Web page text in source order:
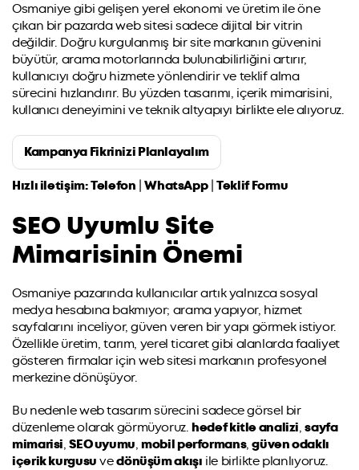
Osmaniye gibi gelişen yerel ekonomi ve üretim ile öne
çıkan bir pazarda web sitesi sadece dijital bir vitrin
değildir. Doğru kurgulanmış bir site markanın güvenini
büyütür, arama motorlarında bulunabilirliğini artırır,
kullanıcıyı doğru hizmete yönlendirir ve teklif alma
sürecini hızlandırır. Bu yüzden tasarımı, içerik mimarisini,
kullanıcı deneyimini ve teknik altyapıyı birlikte ele alıyoruz.
Kampanya Fikrinizi Planlayalım
Hızlı iletişim:Telefon |WhatsApp|Teklif Formu
SEO Uyumlu Site
Mimarisinin Önemi
Osmaniye pazarında kullanıcılar artık yalnızca sosyal
medya hesabına bakmıyor; arama yapıyor, hizmet
sayfalarını inceliyor, güven veren bir yapı görmek istiyor.
Özellikle üretim, tarım, yerel ticaret gibi alanlarda faaliyet
gösteren firmalar için web sitesi markanın profesyonel
merkezine dönüşüyor.
Bu nedenle web tasarım sürecini sadece görsel bir
düzenleme olarak görmüyoruz.hedef kitle analizi,sayfa
mimarisi,SEO uyumu,mobil performans,güven odaklı
içerik kurgusu vedönüşüm akışı ile birlikte planlıyoruz.